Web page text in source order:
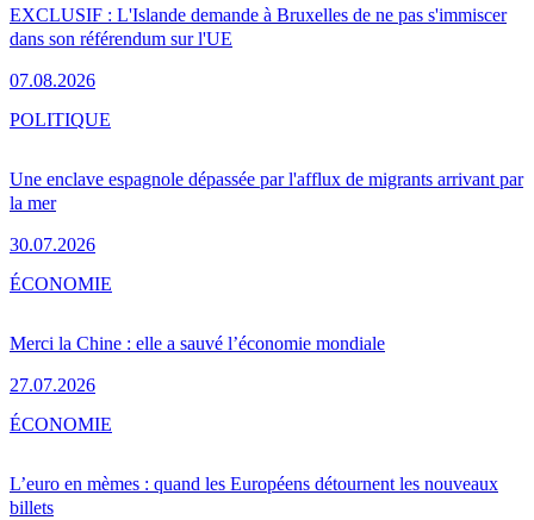
EXCLUSIF : L'Islande demande à Bruxelles de ne pas s'immiscer
dans son référendum sur l'UE
07.08.2026
Une enclave espagnole dépassée par l'afflux de migrants arrivant par
la mer
30.07.2026
POLITIQUE
Merci la Chine : elle a sauvé l’économie mondiale
27.07.2026
ÉCONOMIE
L’euro en mèmes : quand les Européens détournent les nouveaux
billets
ÉCONOMIE